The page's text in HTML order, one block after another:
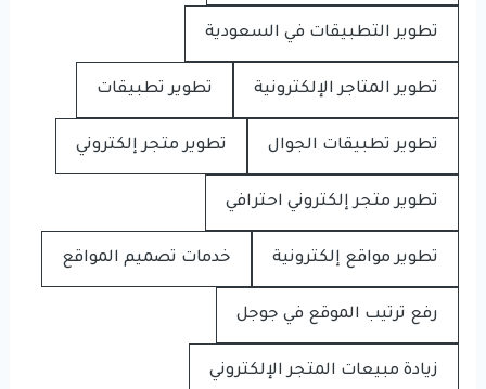
تطوير التطبيقات في السعودية
تطوير المتاجر الإلكترونية تطوير تطبيقات
تطوير تطبيقات الجوال تطوير متجر إلكتروني
تطوير متجر إلكتروني احترافي
تطوير مواقع إلكترونية خدمات تصميم المواقع
رفع ترتيب الموقع في جوجل
زيادة مبيعات المتجر الإلكتروني